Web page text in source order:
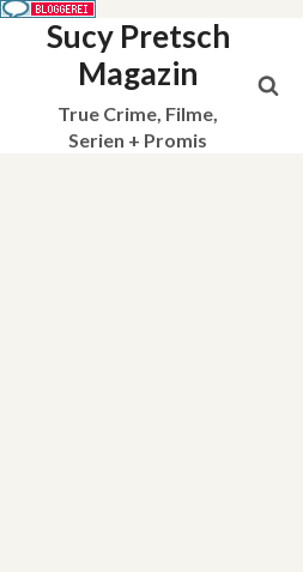
Sucy Pretsch
Magazin
True Crime, Filme,
Serien + Promis